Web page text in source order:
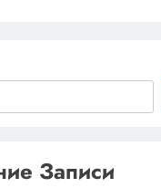
Записи